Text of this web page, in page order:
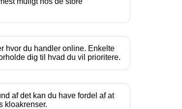
hvor du handler online. Enkelte
dig til hvad du vil prioritere.
af det kan du have fordel af at
kloakrenser.